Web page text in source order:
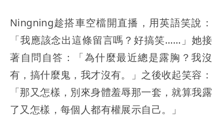
Ningning趁搭車空檔開直播，用英語笑說：
「我應該念出這條留言嗎？好搞笑……」她接
著自問自答：「為什麼最近總是露胸？我沒
有，搞什麼鬼，我才沒有。」之後收起笑容：
「那又怎樣，別來身體羞辱那一套，就算我露
了又怎樣，每個人都有權展示自己。」